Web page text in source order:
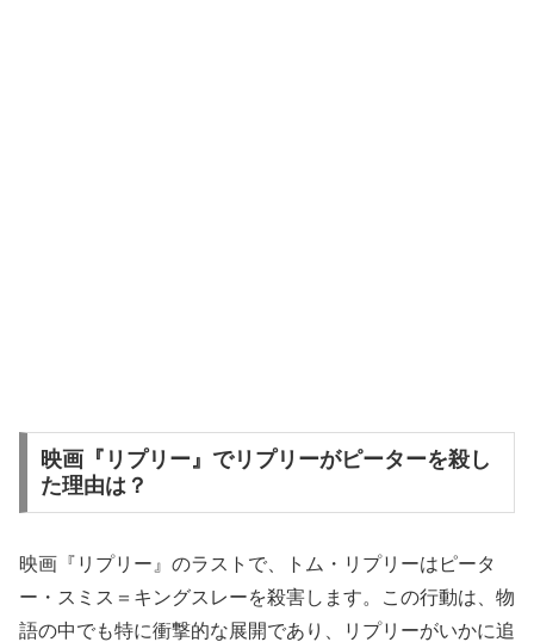
映画『リプリー』でリプリーがピーターを殺し
た理由は？
映画『リプリー』のラストで、トム・リプリーはピータ
ー・スミス＝キングスレーを殺害します。この行動は、物
語の中でも特に衝撃的な展開であり、リプリーがいかに追